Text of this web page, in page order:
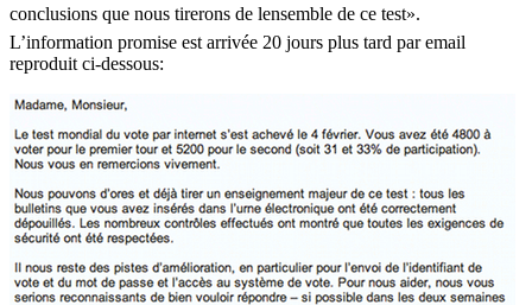
conclusions que nous tirerons de lensemble de ce test».
L’information promise est arrivée 20 jours plus tard par email
reproduit ci-dessous: